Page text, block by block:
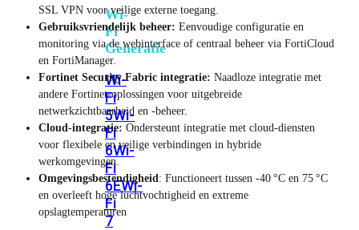
Wi-
Fi
Generatie
Wi-
Fi
5Wi-
Fi
6Wi-
Fi
6EWi-
Fi
7
SSL VPN voor veilige externe toegang.
Gebruiksvriendelijk beheer: Eenvoudige configuratie en
monitoring via de webinterface of centraal beheer via FortiCloud
en FortiManager.
Fortinet Security Fabric integratie: Naadloze integratie met
andere Fortinet-oplossingen voor uitgebreide
netwerkzichtbaarheid en -beheer.
Cloud-integratie: Ondersteunt integratie met cloud-diensten
voor flexibele en veilige verbindingen in hybride
werkomgevingen.
Omgevingsbestendigheid : Functioneert tussen ‑40 °C en 75 °C
en overleeft hoge luchtvochtigheid en extreme
opslagtemperaturen